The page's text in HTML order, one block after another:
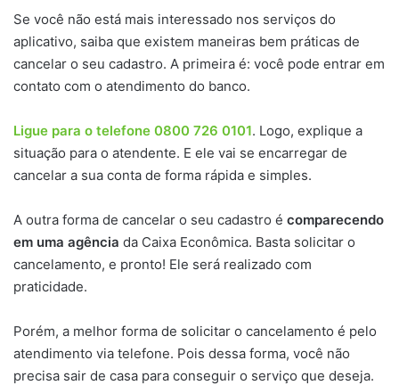
Se você não está mais interessado nos serviços do
aplicativo, saiba que existem maneiras bem práticas de
cancelar o seu cadastro. A primeira é: você pode entrar em
contato com o atendimento do banco.
Ligue para o telefone 0800 726 0101. Logo, explique a
situação para o atendente. E ele vai se encarregar de
cancelar a sua conta de forma rápida e simples.
A outra forma de cancelar o seu cadastro é comparecendo
em uma agência da Caixa Econômica. Basta solicitar o
cancelamento, e pronto! Ele será realizado com
praticidade.
Porém, a melhor forma de solicitar o cancelamento é pelo
atendimento via telefone. Pois dessa forma, você não
precisa sair de casa para conseguir o serviço que deseja.